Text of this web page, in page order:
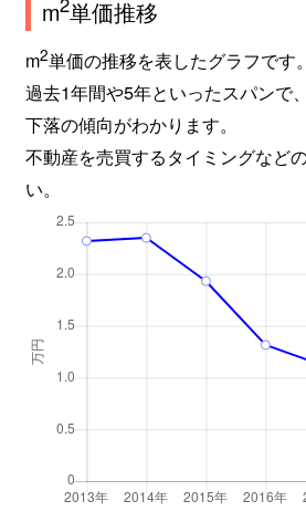
m 単価推移
m2単価の推移を表したグラフです。
過去1年間や5年といったスパンで
下落の傾向がわかります。
不動産を売買するタイミングなど
い。